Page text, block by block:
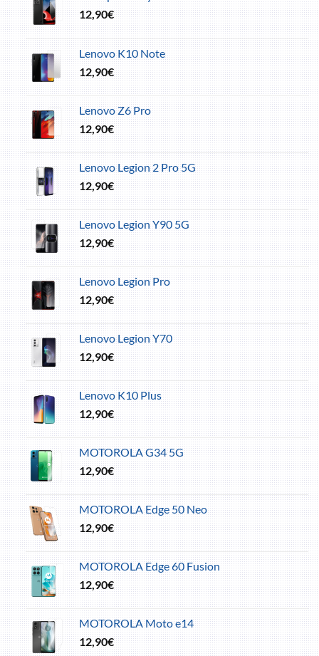
12,90€
Lenovo K10 Note
12,90€
Lenovo Z6 Pro
12,90€
Lenovo Legion 2 Pro 5G
12,90€
Lenovo Legion Y90 5G
12,90€
Lenovo Legion Pro
12,90€
Lenovo Legion Y70
12,90€
Lenovo K10 Plus
12,90€
MOTOROLA G34 5G
12,90€
MOTOROLA Edge 50 Neo
12,90€
MOTOROLA Edge 60 Fusion
12,90€
MOTOROLA Moto e14
12,90€